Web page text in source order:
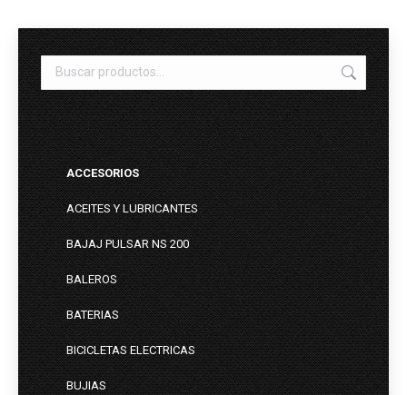
ACCESORIOS
ACEITES Y LUBRICANTES
BAJAJ PULSAR NS 200
BALEROS
BATERIAS
BICICLETAS ELECTRICAS
BUJIAS